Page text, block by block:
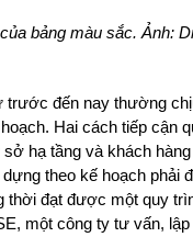
bảng màu sắc. Ảnh:
đến nay thường
Hai cách tiếp cận
hạ tầng và khách
theo kế hoạch phải
thời đạt được một quy
một công ty tư vấn,